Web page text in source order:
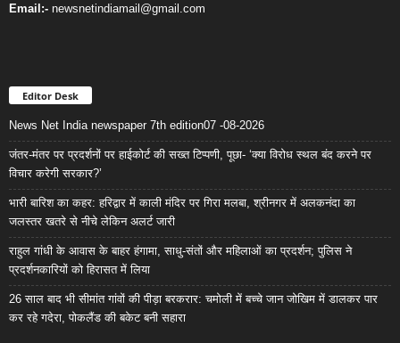
Email:- newsnetindiamail@gmail.com
Editor Desk
News Net India newspaper 7th edition07 -08-2026
जंतर-मंतर पर प्रदर्शनों पर हाईकोर्ट की सख्त टिप्पणी, पूछा- ‘क्या विरोध स्थल बंद करने पर
विचार करेगी सरकार?’
भारी बारिश का कहर: हरिद्वार में काली मंदिर पर गिरा मलबा, श्रीनगर में अलकनंदा का
जलस्तर खतरे से नीचे लेकिन अलर्ट जारी
राहुल गांधी के आवास के बाहर हंगामा, साधु-संतों और महिलाओं का प्रदर्शन; पुलिस ने
प्रदर्शनकारियों को हिरासत में लिया
26 साल बाद भी सीमांत गांवों की पीड़ा बरकरार: चमोली में बच्चे जान जोखिम में डालकर पार
कर रहे गदेरा, पोकलैंड की बकेट बनी सहारा